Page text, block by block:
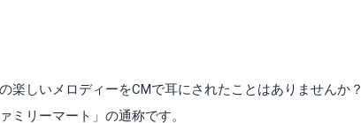
楽しいメロディーをCMで耳にされたことはありませんか？
ミリーマート」の通称です。